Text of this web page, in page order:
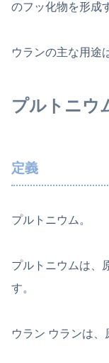
のフッ化物を形成
ウランの主な用途
プルトニウ
定義
プルトニウム。
プルトニウムは、
す。
ウラン ウランは、